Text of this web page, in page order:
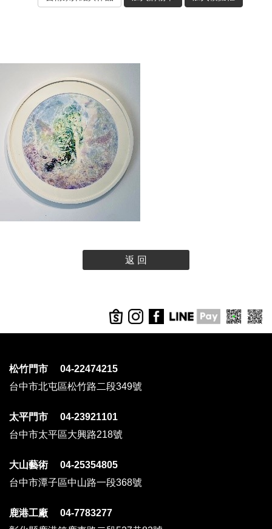
返 回
松竹門市 04-22474215
台中市北屯區松竹路二段349號
太平門市 04-23921101
台中市太平區大興路218號
大山藝術 04-25354805
台中市潭子區中山路一段368號
鹿港工廠 04-7783277